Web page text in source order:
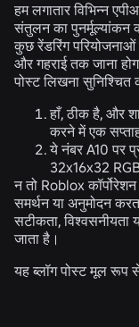
हम लगातार विभिन्न
संतुलन का पुनर्मूल्यांकन
कुछ रेंडरिंग
और गहराई तक जाना
पोस्ट लिखना सुनिश्चित
हाँ, ठीक है, और
करने में एक
ये नंबर A10 पर
32x16x32
न तो Roblox
समर्थन या अनुमोदन
सटीकता, विश्वसनीयता
जाता है।
यह ब्लॉग पोस्ट मूल रूप